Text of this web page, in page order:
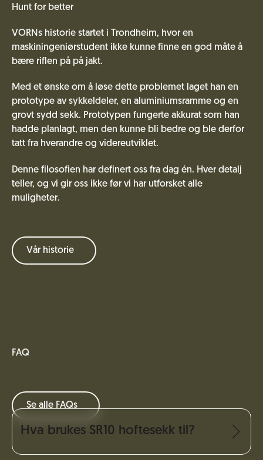
Hunt for better
VORNs historie startet i Trondheim, hvor en
maskiningeniørstudent ikke kunne finne en god måte å
bære riflen på på jakt.
Med et ønske om å løse dette problemet laget han en
prototype av sykkeldeler, en aluminiumsramme og en
grovt sydd sekk. Prototypen fungerte akkurat som han
hadde planlagt, men den kunne bli bedre og ble derfor
tatt fra hverandre og videreutviklet.
Denne filosofien har definert oss fra dag én. Hver detalj
teller, og vi gir oss ikke før vi har utforsket alle
muligheter.
Vår historie
FAQ
Se alle FAQs
Hva brukes SR10 hoftesekk til?